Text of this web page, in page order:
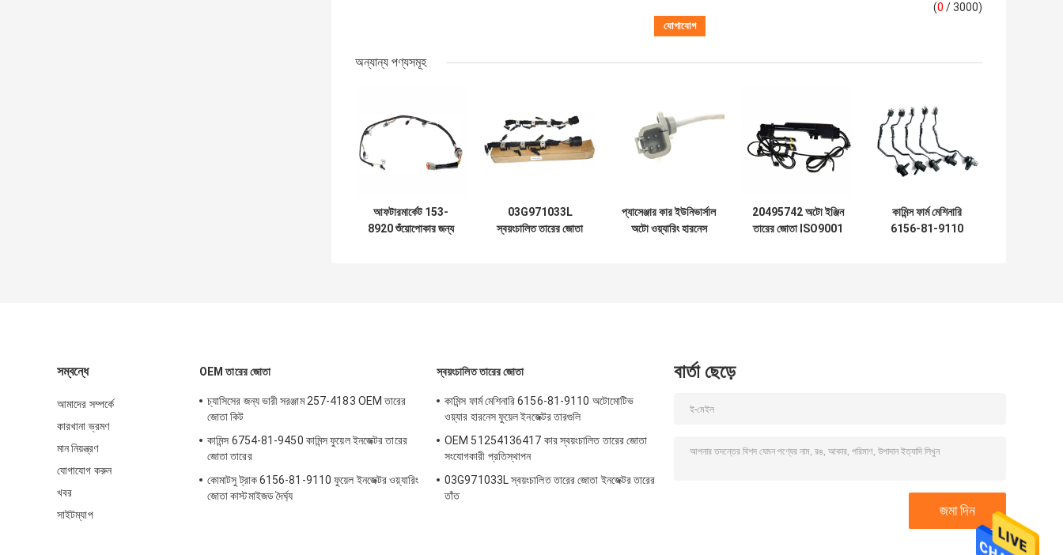
(0 / 3000)
অন্যান্য পণ্যসমূহ
আফটারমার্কেট 153-
8920 শুঁয়োপোকার জন্য
03G971033L
স্বয়ংচালিত তারের জোতা
প্যাসেঞ্জার কার ইউনিভার্সাল
অটো ওয়্যারিং হারনেস
20495742 অটো ইঞ্জিন
তারের জোতা ISO9001
কামিন্স ফার্ম মেশিনারি
6156-81-9110
সম্বন্ধে
আমাদের সম্পর্কে
কারখানা ভ্রমণ
মান নিয়ন্ত্রণ
যোগাযোগ করুন
খবর
সাইটম্যাপ
OEM তারের জোতা
চ্যাসিসের জন্য ভারী সরঞ্জাম 257-4183 OEM তারের
জোতা কিট
কামিন্স 6754-81-9450 কামিন্স ফুয়েল ইনজেক্টর তারের
জোতা তারের
কোমাটসু ট্রাক 6156-81-9110 ফুয়েল ইনজেক্টর ওয়্যারিং
জোতা কাস্টমাইজড দৈর্ঘ্য
স্বয়ংচালিত তারের জোতা
কামিন্স ফার্ম মেশিনারি 6156-81-9110 অটোমোটিভ
ওয়্যার হারনেস ফুয়েল ইনজেক্টর তারগুলি
OEM 51254136417 কার স্বয়ংচালিত তারের জোতা
সংযোগকারী প্রতিস্থাপন
03G971033L স্বয়ংচালিত তারের জোতা ইনজেক্টর তারের
তাঁত
বার্তা ছেড়ে